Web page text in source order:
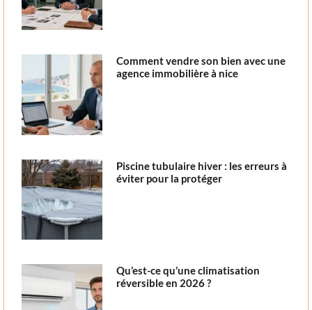
Comment vendre son bien avec une
agence immobilière à nice
Piscine tubulaire hiver : les erreurs à
éviter pour la protéger
Qu’est-ce qu’une climatisation
réversible en 2026 ?